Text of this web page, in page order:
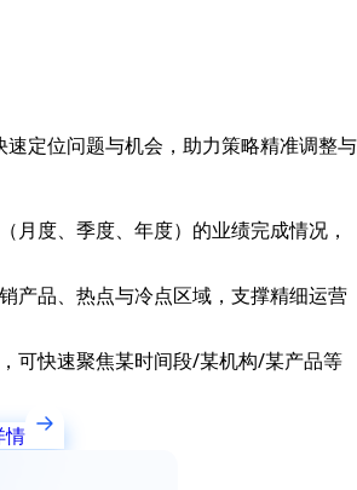
速定位问题与机会，助力策略精准调整与
月度、季度、年度）的业绩完成情况，
产品、热点与冷点区域，支撑精细运营
可快速聚焦某时间段/某机构/某产品等
情